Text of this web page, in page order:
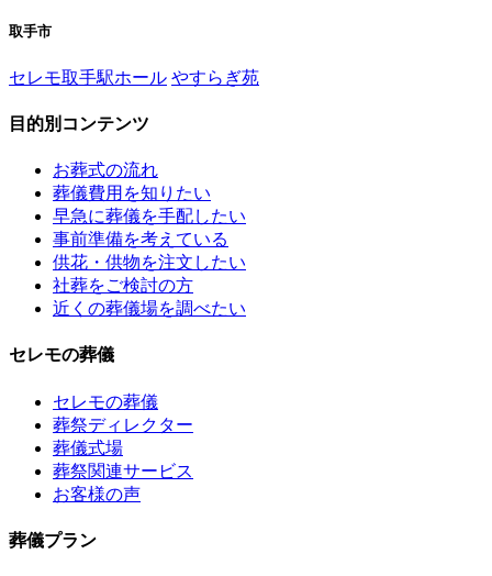
取手市
セレモ取手駅ホール やすらぎ苑
目的別コンテンツ
お葬式の流れ
葬儀費用を知りたい
早急に葬儀を手配したい
事前準備を考えている
供花・供物を注文したい
社葬をご検討の方
近くの葬儀場を調べたい
セレモの葬儀
セレモの葬儀
葬祭ディレクター
葬儀式場
葬祭関連サービス
お客様の声
葬儀プラン